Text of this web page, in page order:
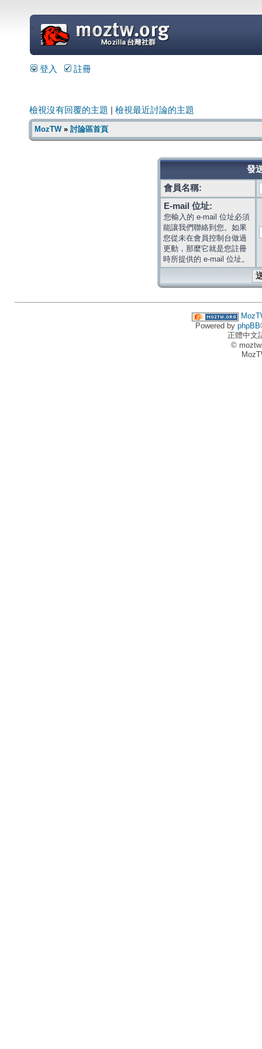
=
登入 註冊
檢視沒有回覆的主題 檢視最近討論的主題
MozTW» 討論區首頁
發
會員名稱:
E-mail 位址:
您輸入的 e-mail 位址必須
能讓我們聯絡到您。如果
您從未在會員控制台做過
更動，那麼它就是您註冊
時所提供的 e-mail 位址。
Powered by phpBB
正體中文
©